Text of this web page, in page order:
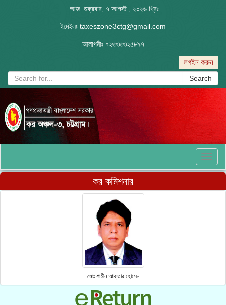
আজ শুক্রবার, ৭ আগস্ট , ২০২৬ খ্রিঃ
ইমেইলঃ taxeszone3ctg@gmail.com
আলাপনীঃ ০২৩৩৩৩২৫৮৯৭
লগইন করুন
Search
কর কমিশনার
মোঃ শাহীন আক্তার হোসেন